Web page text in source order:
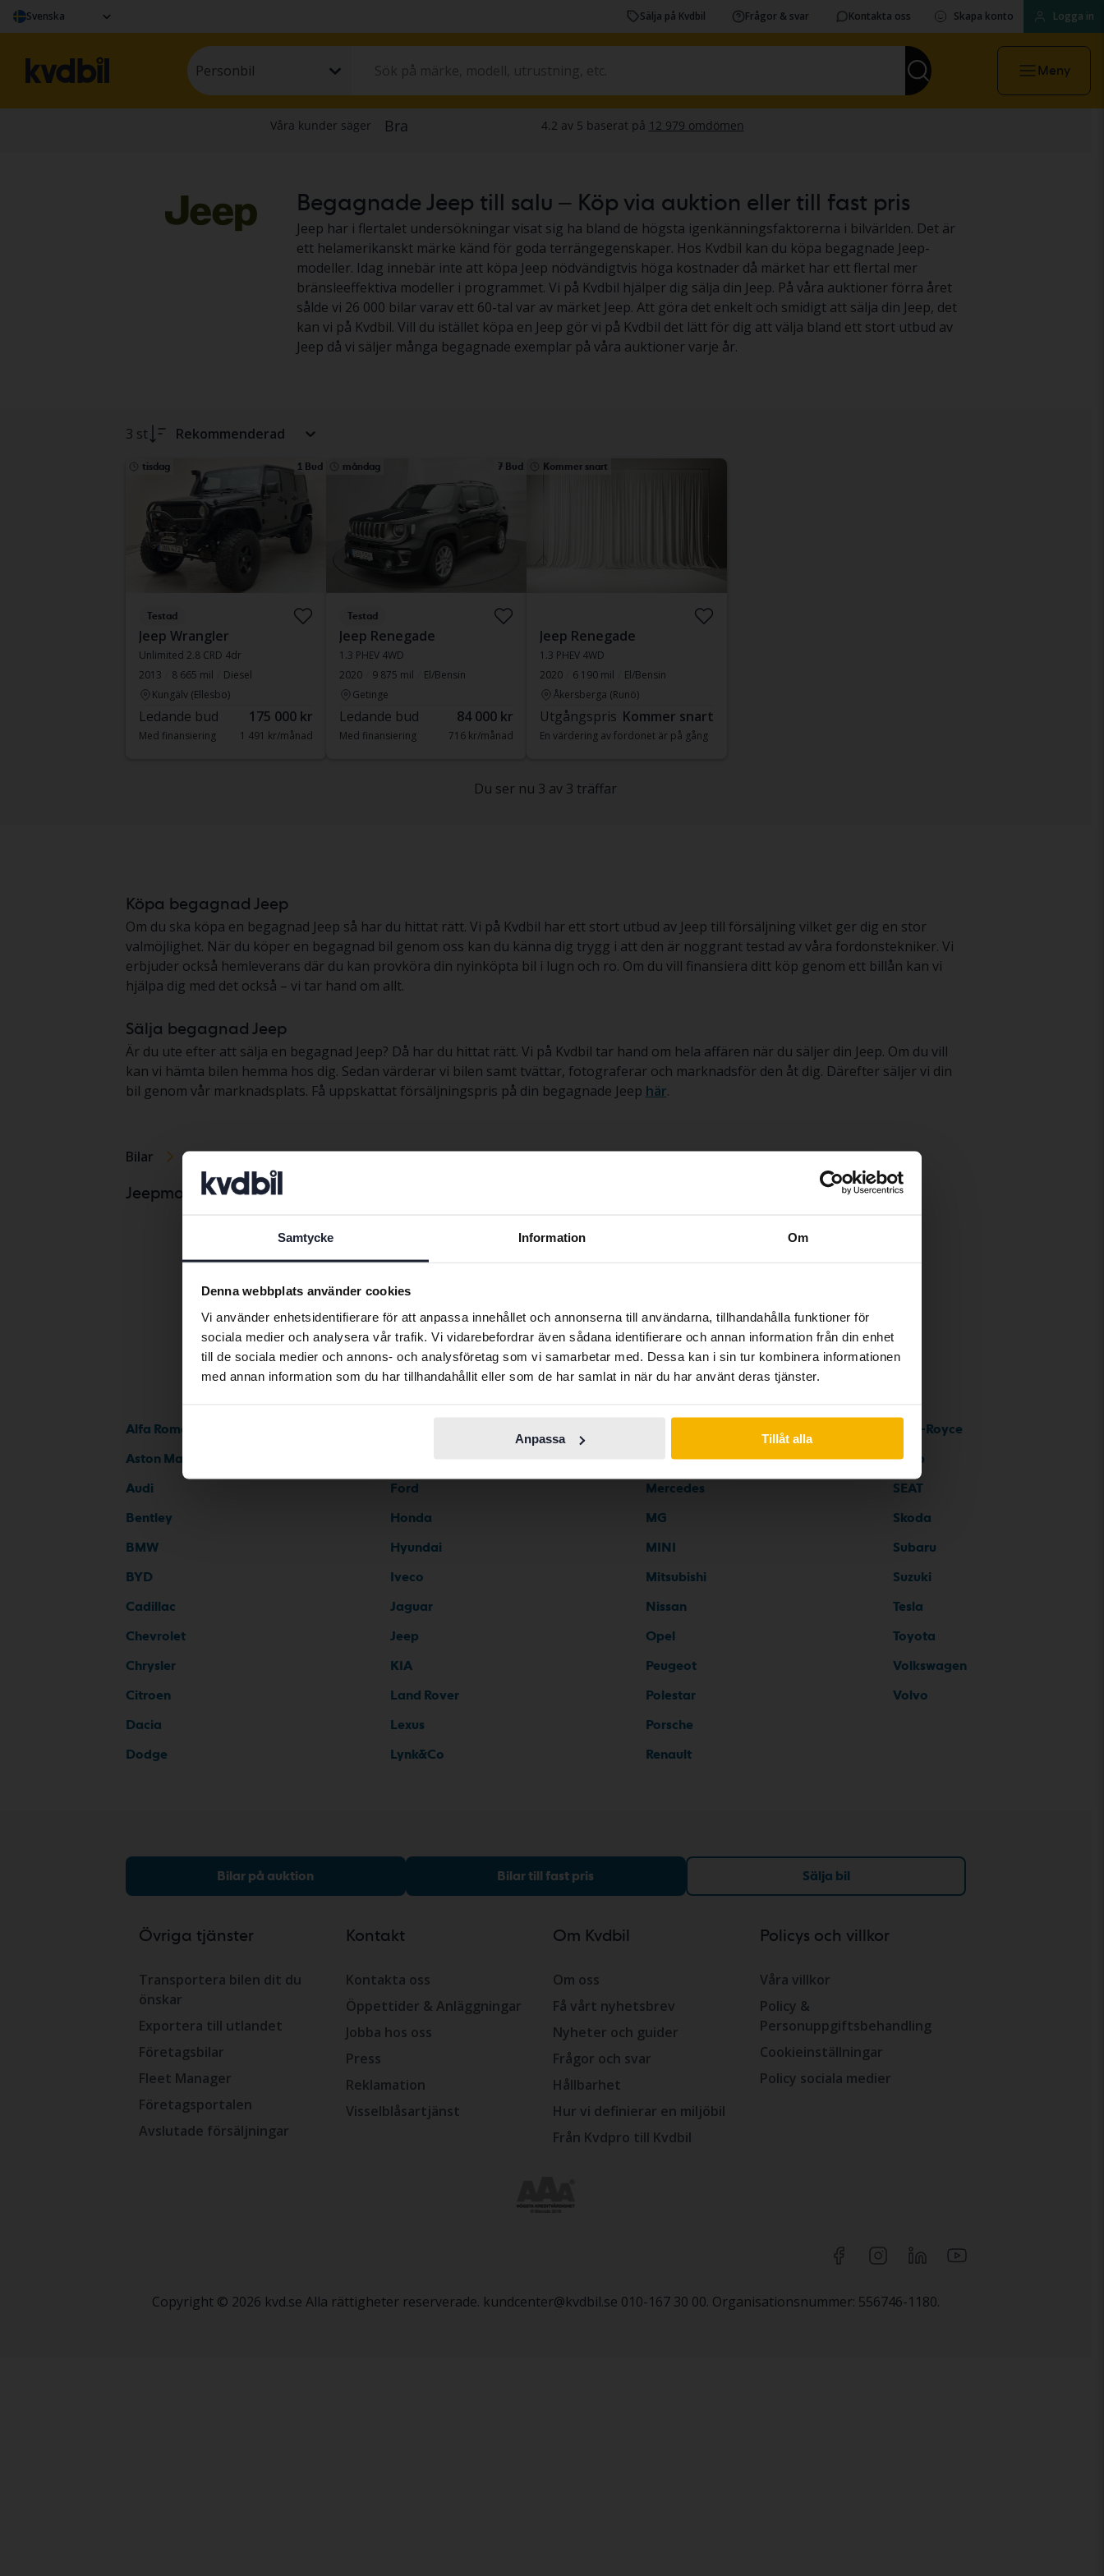
Samtycke Information Om
Denna webbplats använder cookies
Vi använder enhetsidentifierare för att anpassa innehållet och annonserna till användarna, tillhandahålla funktioner för
sociala medier och analysera vår trafik. Vi vidarebefordrar även sådana identifierare och annan information från din enhet
till de sociala medier och annons- och analysföretag som vi samarbetar med. Dessa kan i sin tur kombinera informationen
med annan information som du har tillhandahållit eller som de har samlat in när du har använt deras tjänster.
Anpassa Tillåt alla
Svenska Sälja på Kvdbil Frågor & svar Kontakta oss Skapa konto Logga in
Personbil Meny
Begagnade Jeep till salu – Köp via auktion eller till fast pris
Jeep har i flertalet undersökningar visat sig ha bland de högsta igenkänningsfaktorerna i bilvärlden. Det är
ett helamerikanskt märke känd för goda terrängegenskaper. Hos Kvdbil kan du köpa begagnade Jeep-
modeller. Idag innebär inte att köpa Jeep nödvändigtvis höga kostnader då märket har ett flertal mer
bränsleeffektiva modeller i programmet. Vi på Kvdbil hjälper dig sälja din Jeep. På våra auktioner förra året
sålde vi 26 000 bilar varav ett 60-tal var av märket Jeep. Att göra det enkelt och smidigt att sälja din Jeep, det
kan vi på Kvdbil. Vill du istället köpa en Jeep gör vi på Kvdbil det lätt för dig att välja bland ett stort utbud av
Jeep då vi säljer många begagnade exemplar på våra auktioner varje år.
3 st Rekommenderad
tisdag 1 Bud
Testad
Jeep Wrangler
Unlimited 2.8 CRD 4dr
2013
8 665 mil
Diesel
Kungälv (Ellesbo)
Ledande bud 175 000 kr
Med finansiering 1 491 kr/månad
måndag 7 Bud
Testad
Jeep Renegade
1.3 PHEV 4WD
2020
9 875 mil
El/Bensin
Getinge
Ledande bud 84 000 kr
Med finansiering 716 kr/månad
Kommer snart
Jeep Renegade
1.3 PHEV 4WD
2020
6 190 mil
El/Bensin
Åkersberga (Runö)
Utgångspris Kommer snart
En värdering av fordonet är på gång
Du ser nu 3 av 3 träffar
Köpa begagnad Jeep
Om du ska köpa en begagnad Jeep så har du hittat rätt. Vi på Kvdbil har ett stort utbud av Jeep till försäljning vilket ger dig en stor
valmöjlighet. När du köper en begagnad bil genom oss kan du känna dig trygg i att den är noggrant testad av våra fordonstekniker. Vi
erbjuder också hemleverans där du kan provköra din nyinköpta bil i lugn och ro. Om du vill finansiera ditt köp genom ett billån kan vi
hjälpa dig med det också – vi tar hand om allt.
Sälja begagnad Jeep
Är du ute efter att sälja en begagnad Jeep? Då har du hittat rätt. Vi på Kvdbil tar hand om hela affären när du säljer din Jeep. Om du vill
kan vi hämta bilen hemma hos dig. Sedan värderar vi bilen samt tvättar, fotograferar och marknadsför den åt dig. Därefter säljer vi din
bil genom vår marknadsplats. Få uppskattat försäljningspris på din begagnade Jeep här.
Bilar Jeep
Jeepmodeller Jeep Cherokee
Bilmärken
Alfa Romeo
Aston Martin
Audi
Bentley
BMW
BYD
Cadillac
Chevrolet
Chrysler
Citroen
Dacia
Dodge
Ford
Honda
Hyundai
Iveco
Jaguar
Jeep
KIA
Land Rover
Lexus
Lynk&Co
Mazda
Mercedes
MG
MINI
Mitsubishi
Nissan
Opel
Peugeot
Polestar
Porsche
Renault
Rolls-Royce
Saab
SEAT
Skoda
Subaru
Suzuki
Tesla
Toyota
Volkswagen
Volvo
Bilar på auktion Bilar till fast pris Sälja bil
Övriga tjänster
Transportera bilen dit du
önskar
Exportera till utlandet
Företagsbilar
Fleet Manager
Företagsportalen
Avslutade försäljningar
Kontakt
Kontakta oss
Öppettider & Anläggningar
Jobba hos oss
Press
Reklamation
Visselblåsartjänst
Om Kvdbil
Om oss
Få vårt nyhetsbrev
Nyheter och guider
Frågor och svar
Hållbarhet
Hur vi definierar en miljöbil
Från Kvdpro till Kvdbil
Policys och villkor
Våra villkor
Policy &
Personuppgiftsbehandling
Cookieinställningar
Policy sociala medier
Copyright © 2026 kvd.se Alla rättigheter reserverade. kundcenter@kvdbil.se 010-167 30 00. Organisationsnummer: 556746-1180.
Preferred language
preferences than Swedish. To better service our friends
abroad we have an English language site (kvdcars.com) that
contains all the same vehicles and services.
Continue in